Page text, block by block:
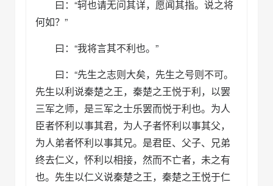
曰：“轲也请无问其详，愿闻其指。说之将
何如？”
曰：“我将言其不利也。”
曰：“先生之志则大矣，先生之号则不可。
先生以利说秦楚之王，秦楚之王悦于利，以罢
三军之师，是三军之士乐罢而悦于利也。为人
臣者怀利以事其君，为人子者怀利以事其父，
为人弟者怀利以事其兄。是君臣、父子、兄弟
终去仁义，怀利以相接，然而不亡者，未之有
也。先生以仁义说秦楚之王，秦楚之王悦于仁